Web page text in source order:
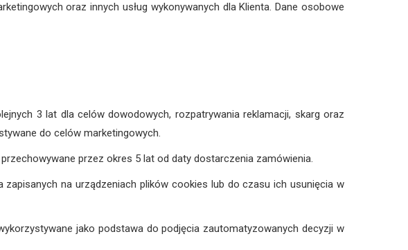
oraz innych usług wykonywanych dla Klienta. Dane osobowe
3 lat dla celów dowodowych, rozpatrywania reklamacji, skarg oraz
do celów marketingowych.
przez okres 5 lat od daty dostarczenia zamówienia.
na urządzeniach plików cookies lub do czasu ich usunięcia w
jako podstawa do podjęcia zautomatyzowanych decyzji w